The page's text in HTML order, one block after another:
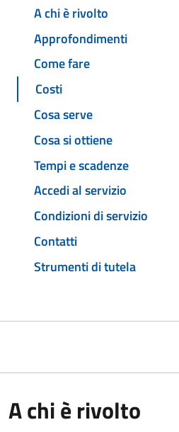
A chi è rivolto
Approfondimenti
Come fare
Costi
Cosa serve
Cosa si ottiene
Tempi e scadenze
Accedi al servizio
Condizioni di servizio
Contatti
Strumenti di tutela
A chi è rivolto